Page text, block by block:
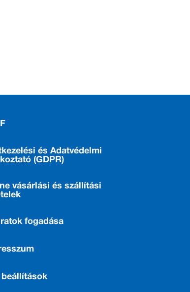
és Adatvédelmi
(GDPR)
vásárlási és szállítási
fogadása